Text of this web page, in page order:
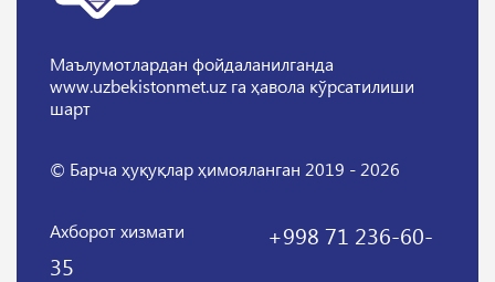
Маълумотлардан фойдаланилганда
www.uzbekistonmet.uz га ҳавола кўрсатилиши
шарт
© Барча ҳуқуқлар ҳимояланган 2019 - 2026
Ахборот хизмати
+998 71 236-60-
35